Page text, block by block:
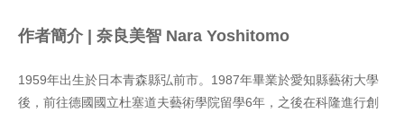
作者簡介 | 奈良美智 Nara Yoshitomo
1959年出生於日本青森縣弘前市。1987年畢業於愛知縣藝術大學
後，前往德國國立杜塞道夫藝術學院留學6年，之後在科隆進行創